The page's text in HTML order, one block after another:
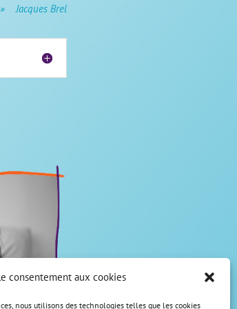
consentement aux cookies
nous utilisons des technologies telles que les cookies
» Jacques Brel